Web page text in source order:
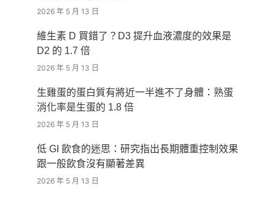
2026 年 5 月 13 日
維生素 D 買錯了？D3 提升血液濃度的效果是
D2 的 1.7 倍
2026 年 5 月 13 日
生雞蛋的蛋白質有將近一半進不了身體：熟蛋
消化率是生蛋的 1.8 倍
2026 年 5 月 13 日
低 GI 飲食的迷思：研究指出長期體重控制效果
跟一般飲食沒有顯著差異
2026 年 5 月 13 日